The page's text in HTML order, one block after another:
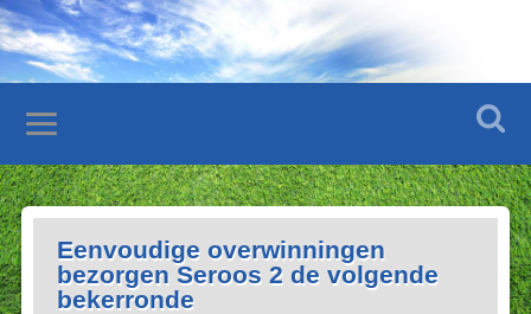
Eenvoudige overwinningen
bezorgen Seroos 2 de volgende
bekerronde